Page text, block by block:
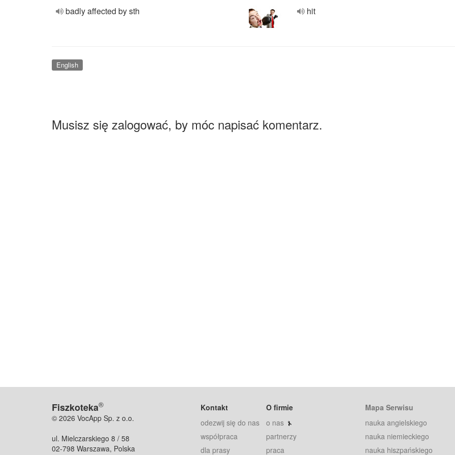
badly affected by sth hit
English
Musisz się zalogować, by móc napisać komentarz.
Fiszkoteka®
© 2026 VocApp Sp. z o.o.
ul. Mielczarskiego 8 / 58
02-798 Warszawa, Polska
Kontakt
odezwij się do nas
współpraca
dla prasy
O firmie
o nas
partnerzy
praca
Mapa Serwisu
nauka angielskiego
nauka niemieckiego
nauka hiszpańskiego